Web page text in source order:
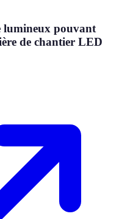
lumineux pouvant
de chantier LED